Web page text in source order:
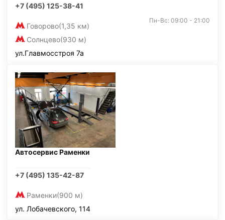
+7 (495) 125-38-41
Говорово(1,35 км)
Солнцево(930 м)
Пн-Вс: 09:00 - 21:00
ул.Главмосстроя 7а
Автосервис Раменки
+7 (495) 135-42-87
Раменки(900 м)
ул. Лобачевского, 114